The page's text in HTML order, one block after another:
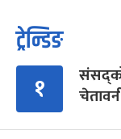
ट्रेन्डिङ
१
संसद्को